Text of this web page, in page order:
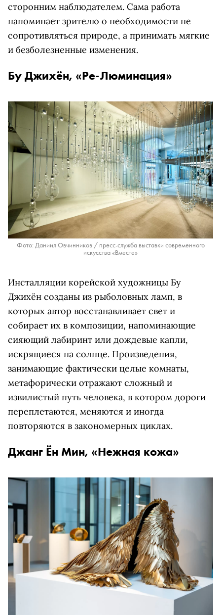
сторонним наблюдателем. Сама работа
напоминает зрителю о необходимости не
сопротивляться природе, а принимать мягкие
и безболезненные изменения.
Бу Джихён, «Ре-Люминация»
Фото: Даниил Овчинников / пресс-служба выставки современного
искусства «Вместе»
Инсталляции корейской художницы Бу
Джихён созданы из рыболовных ламп, в
которых автор восстанавливает свет и
собирает их в композиции, напоминающие
сияющий лабиринт или дождевые капли,
искрящиеся на солнце. Произведения,
занимающие фактически целые комнаты,
метафорически отражают сложный и
извилистый путь человека, в котором дороги
переплетаются, меняются и иногда
повторяются в закономерных циклах.
Джанг Ён Мин, «Нежная кожа»